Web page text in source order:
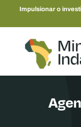
Impulsionar o